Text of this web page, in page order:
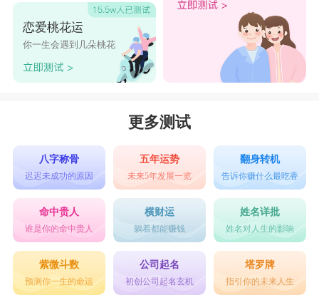
恋爱桃花运
你一生会遇到几朵桃花
更多测试
八字称骨
迟迟未成功的原因
五年运势
未来5年发展一览
翻身转机
告诉你赚什么最吃香
命中贵人
谁是你的命中贵人
横财运
躺着都能赚钱
姓名详批
姓名对人生的影响
紫微斗数
预测你一生的命运
公司起名
初创公司起名玄机
塔罗牌
指引你的未来人生